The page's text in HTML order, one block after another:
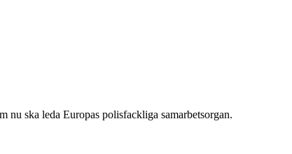
nu ska leda Europas polisfackliga samarbetsorgan.